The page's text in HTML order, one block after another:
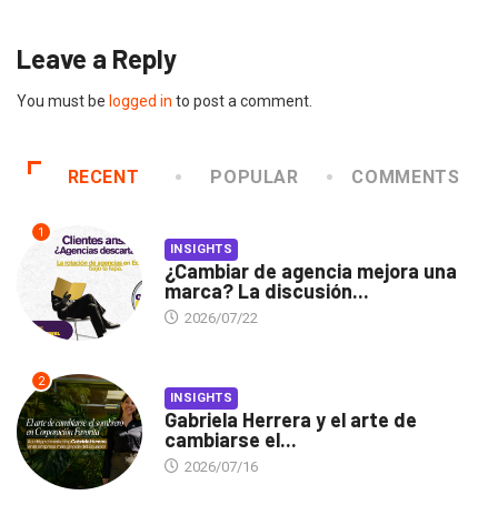
Leave a Reply
You must be logged in to post a comment.
RECENT POPULAR COMMENTS
1
INSIGHTS
¿Cambiar de agencia mejora una
marca? La discusión...
2026/07/22
2
INSIGHTS
Gabriela Herrera y el arte de
cambiarse el...
2026/07/16